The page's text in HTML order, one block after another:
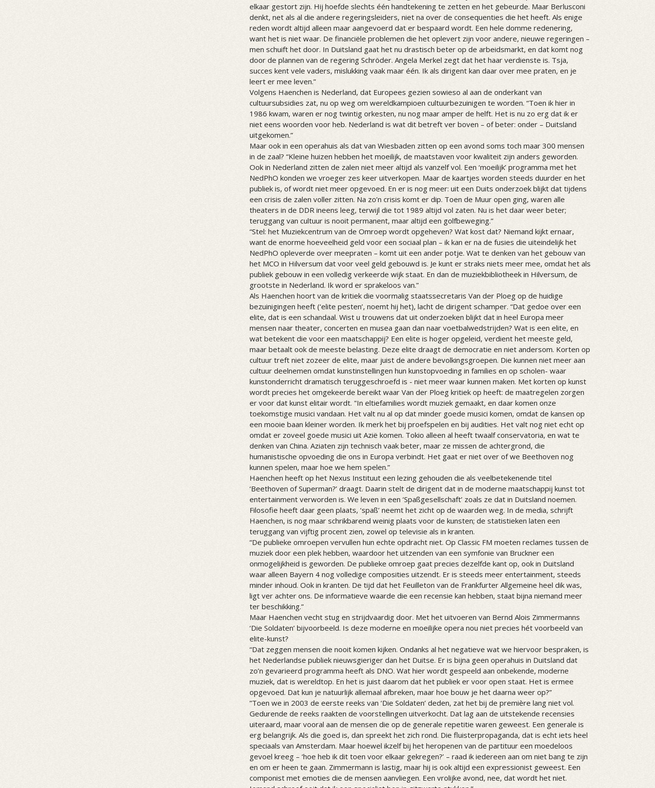
elkaar gestort zijn. Hij hoefde slechts één handtekening te zetten en het gebeurde. Maar Berlusconi
denkt, net als al die andere regeringsleiders, niet na over de consequenties die het heeft. Als enige
reden wordt altijd alleen maar aangevoerd dat er bespaard wordt. Een hele domme redenering,
want het is niet waar. De financiële problemen die het oplevert zijn voor andere, nieuwe regeringen –
men schuift het door. In Duitsland gaat het nu drastisch beter op de arbeidsmarkt, en dat komt nog
door de plannen van de regering Schröder. Angela Merkel zegt dat het haar verdienste is. Tsja,
succes kent vele vaders, mislukking vaak maar één. Ik als dirigent kan daar over mee praten, en je
leert er mee leven.”
Volgens Haenchen is Nederland, dat Europees gezien sowieso al aan de onderkant van
cultuursubsidies zat, nu op weg om wereldkampioen cultuurbezuinigen te worden. “Toen ik hier in
1986 kwam, waren er nog twintig orkesten, nu nog maar amper de helft. Het is nu zo erg dat ik er
niet eens woorden voor heb. Nederland is wat dit betreft ver boven – of beter: onder – Duitsland
uitgekomen.”
Maar ook in een operahuis als dat van Wiesbaden zitten op een avond soms toch maar 300 mensen
in de zaal? “Kleine huizen hebben het moeilijk, de maatstaven voor kwaliteit zijn anders geworden.
Ook in Nederland zitten de zalen niet meer altijd als vanzelf vol. Een ‘moeilijk’ programma met het
NedPhO konden we vroeger zes keer uitverkopen. Maar de kaartjes worden steeds duurder en het
publiek is, of wordt niet meer opgevoed. En er is nog meer: uit een Duits onderzoek blijkt dat tijdens
een crisis de zalen voller zitten. Na zo’n crisis komt er dip. Toen de Muur open ging, waren alle
theaters in de DDR ineens leeg, terwijl die tot 1989 altijd vol zaten. Nu is het daar weer beter;
teruggang van cultuur is nooit permanent, maar altijd een golfbeweging.”
“Stel: het Muziekcentrum van de Omroep wordt opgeheven? Wat kost dat? Niemand kijkt ernaar,
want de enorme hoeveelheid geld voor een sociaal plan – ik kan er na de fusies die uiteindelijk het
NedPhO opleverde over meepraten – komt uit een ander potje. Wat te denken van het gebouw van
het MCO in Hilversum dat voor veel geld gebouwd is. Je kunt er straks niets meer mee, omdat het als
publiek gebouw in een volledig verkeerde wijk staat. En dan de muziekbibliotheek in Hilversum, de
grootste in Nederland. Ik word er sprakeloos van.”
Als Haenchen hoort van de kritiek die voormalig staatssecretaris Van der Ploeg op de huidige
bezuinigingen heeft (‘elite pesten’, noemt hij het), lacht de dirigent schamper. “Dat gedoe over een
elite, dat is een schandaal. Wist u trouwens dat uit onderzoeken blijkt dat in heel Europa meer
mensen naar theater, concerten en musea gaan dan naar voetbalwedstrijden? Wat is een elite, en
wat betekent die voor een maatschappij? Een elite is hoger opgeleid, verdient het meeste geld,
maar betaalt ook de meeste belasting. Deze elite draagt de democratie en niet andersom. Korten op
cultuur treft niet zozeer de elite, maar juist de andere bevolkingsgroepen. Die kunnen niet meer aan
cultuur deelnemen omdat kunstinstellingen hun kunstopvoeding in families en op scholen- waar
kunstonderricht dramatisch teruggeschroefd is - niet meer waar kunnen maken. Met korten op kunst
wordt precies het omgekeerde bereikt waar Van der Ploeg kritiek op heeft: de maatregelen zorgen
er voor dat kunst elitair wordt. "In eltiefamilies wordt muziek gemaakt, en daar komen onze
toekomstige musici vandaan. Het valt nu al op dat minder goede musici komen, omdat de kansen op
een mooie baan kleiner worden. Ik merk het bij proefspelen en bij audities. Het valt nog niet echt op
omdat er zoveel goede musici uit Azië komen. Tokio alleen al heeft twaalf conservatoria, en wat te
denken van China. Aziaten zijn technisch vaak beter, maar ze missen de achtergrond, die
humanistische opvoeding die ons in Europa verbindt. Het gaat er niet over of we Beethoven nog
kunnen spelen, maar hoe we hem spelen.”
Haenchen heeft op het Nexus Instituut een lezing gehouden die als veelbetekenende titel
‘Beethoven of Superman?’ draagt. Daarin stelt de dirigent dat in de moderne maatschappij kunst tot
entertainment verworden is. We leven in een ‘Spaßgesellschaft’ zoals ze dat in Duitsland noemen.
Filosofie heeft daar geen plaats, ‘spaß’ neemt het zicht op de waarden weg. In de media, schrijft
Haenchen, is nog maar schrikbarend weinig plaats voor de kunsten; de statistieken laten een
teruggang van vijftig procent zien, zowel op televisie als in kranten.
“De publieke omroepen vervullen hun echte opdracht niet. Op Classic FM moeten reclames tussen de
muziek door een plek hebben, waardoor het uitzenden van een symfonie van Bruckner een
onmogelijkheid is geworden. De publieke omroep gaat precies dezelfde kant op, ook in Duitsland
waar alleen Bayern 4 nog volledige composities uitzendt. Er is steeds meer entertainment, steeds
minder inhoud. Ook in kranten. De tijd dat het Feuilleton van de Frankfurter Allgemeine heel dik was,
ligt ver achter ons. De informatieve waarde die een recensie kan hebben, staat bijna niemand meer
ter beschikking.”
Maar Haenchen vecht stug en strijdvaardig door. Met het uitvoeren van Bernd Alois Zimmermanns
‘Die Soldaten’ bijvoorbeeld. Is deze moderne en moeilijke opera nou niet precies hét voorbeeld van
elite-kunst?
“Dat zeggen mensen die nooit komen kijken. Ondanks al het negatieve wat we hiervoor bespraken, is
het Nederlandse publiek nieuwsgieriger dan het Duitse. Er is bijna geen operahuis in Duitsland dat
zo’n gevarieerd programma heeft als DNO. Wat hier wordt gespeeld aan onbekende, moderne
muziek, dat is wereldtop. En het is juist daarom dat het publiek er voor open staat. Het is ermee
opgevoed. Dat kun je natuurlijk allemaal afbreken, maar hoe bouw je het daarna weer op?”
”Toen we in 2003 de eerste reeks van ‘Die Soldaten’ deden, zat het bij de première lang niet vol.
Gedurende de reeks raakten de voorstellingen uitverkocht. Dat lag aan de uitstekende recensies
uiteraard, maar vooral aan de mensen die op de generale repetitie waren geweest. Een generale is
erg belangrijk. Als die goed is, dan spreekt het zich rond. Die fluisterpropaganda, dat is echt iets heel
speciaals van Amsterdam. Maar hoewel ikzelf bij het heropenen van de partituur een moedeloos
gevoel kreeg – ‘hoe heb ik dit toen voor elkaar gekregen?’ – raad ik iedereen aan om niet bang te zijn
en om er heen te gaan. Zimmermann is lastig, maar hij is ook altijd een expressionist geweest. Een
componist met emoties die de mensen aanvliegen. Een vrolijke avond, nee, dat wordt het niet.